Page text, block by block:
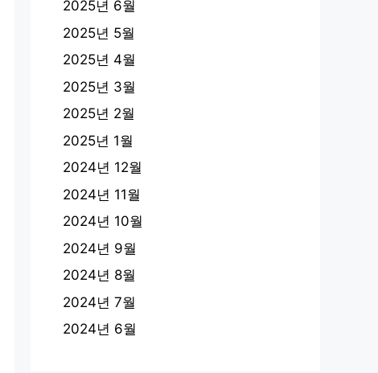
2025년 6월
2025년 5월
2025년 4월
2025년 3월
2025년 2월
2025년 1월
2024년 12월
2024년 11월
2024년 10월
2024년 9월
2024년 8월
2024년 7월
2024년 6월